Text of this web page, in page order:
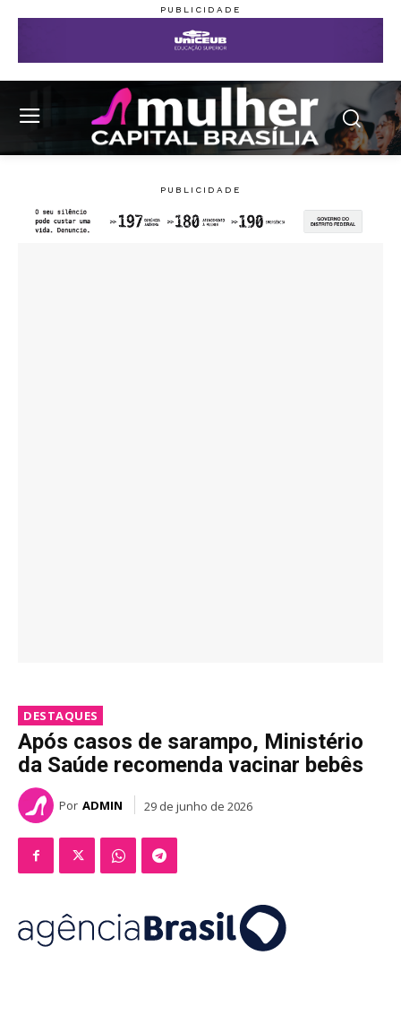
DESTAQUES
Após casos de sarampo, Ministério
da Saúde recomenda vacinar bebês
Por ADMIN 29 de junho de 2026